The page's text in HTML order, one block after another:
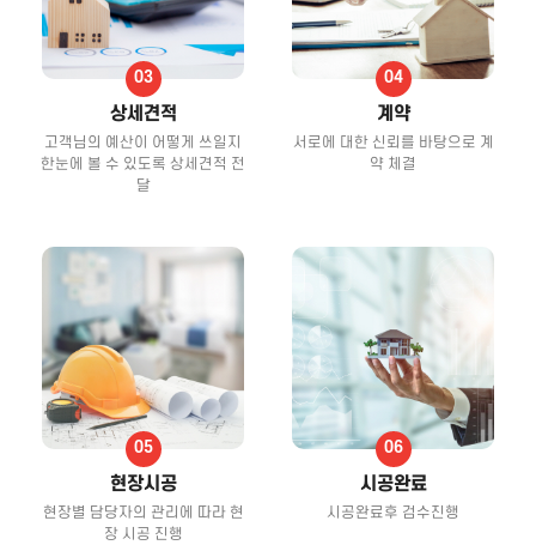
상세견적
고객님의 예산이 어떻게 쓰일지
한눈에 볼 수 있도록 상세견적 전
달
계약
서로에 대한 신뢰를 바탕으로 계
약 체결
현장시공
현장별 담당자의 관리에 따라 현
장 시공 진행
시공완료
시공완료후 검수진행